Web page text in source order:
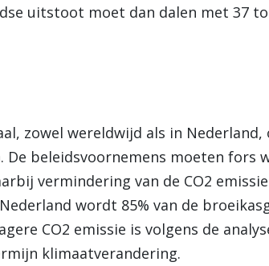
uitstoot moet dan dalen met 37
zowel wereldwijd als in
beleidsvoornemens moeten fors
vermindering van de CO2
wordt 85% van de
CO2 emissie is volgens de
klimaatverandering.